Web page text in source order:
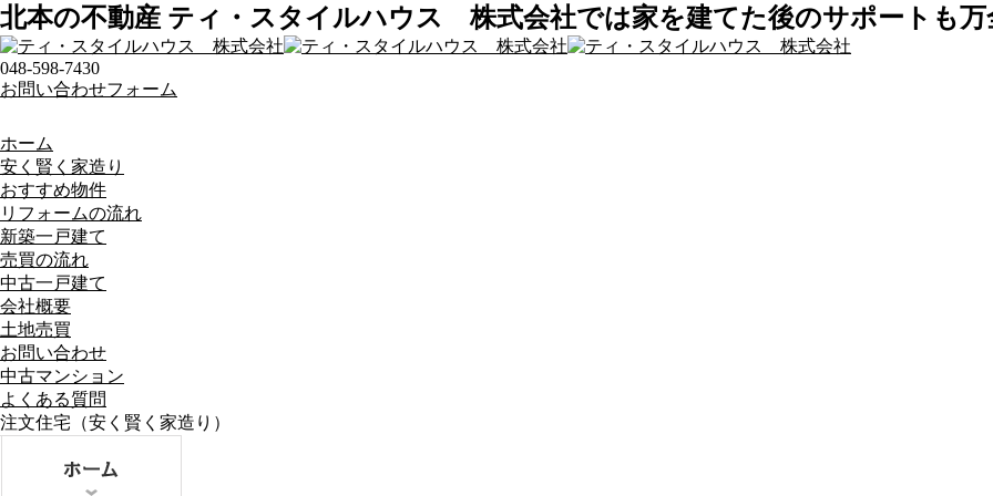
北本の不動産 ティ・スタイルハウス 株式会社では家を建てた後のサポートも万
048-598-7430
お問い合わせフォーム
ホーム
安く賢く家造り
おすすめ物件
リフォームの流れ
新築一戸建て
売買の流れ
中古一戸建て
会社概要
土地売買
お問い合わせ
中古マンション
よくある質問
注文住宅（安く賢く家造り）